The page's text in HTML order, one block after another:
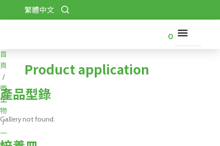
內
容
繁體中文
0
首
頁
/
微
生
物
/
一
Product application
產品型錄
Gallery not found.